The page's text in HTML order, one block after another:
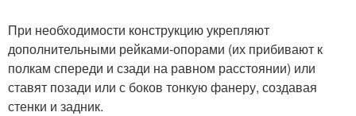
При необходимости конструкцию укрепляют
дополнительными рейками-опорами (их прибивают к
полкам спереди и сзади на равном расстоянии) или
ставят позади или с боков тонкую фанеру, создавая
стенки и задник.